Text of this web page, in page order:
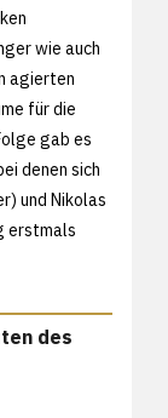
wie auch
agierten
für die
gab es
denen sich
und Nikolas
erstmals
des